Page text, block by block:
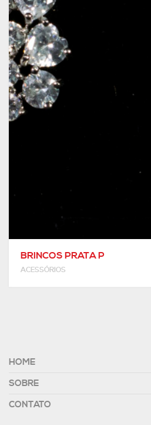
BRINCOS PRATA P
ACESSÓRIOS
HOME
SOBRE
CONTATO